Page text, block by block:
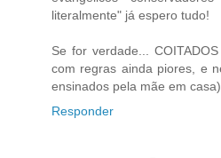
literalmente" já espero tudo!
Se for verdade...
com regras ainda piores, e
ensinados pela mãe em
Responder